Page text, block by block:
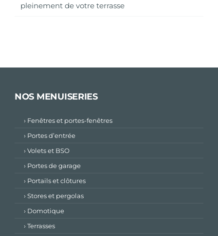
pleinement de votre terrasse
NOS MENUISERIES
› Fenêtres et portes-fenêtres
› Portes d’entrée
› Volets et BSO
› Portes de garage
› Portails et clôtures
› Stores et pergolas
› Domotique
› Terrasses